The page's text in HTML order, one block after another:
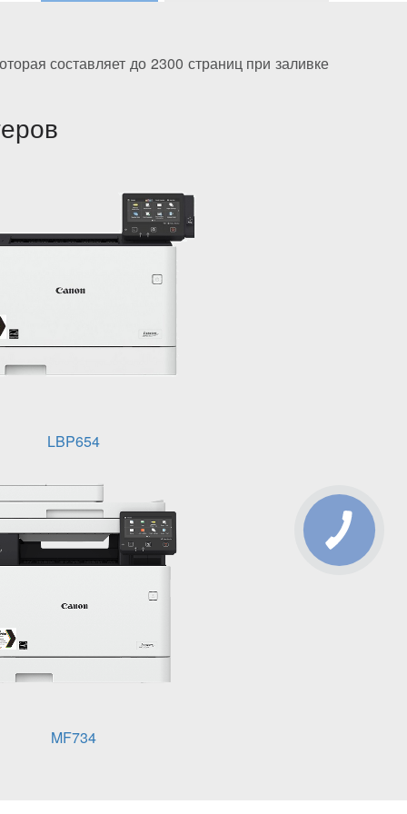
составляет до 2300 страниц при заливке
LBP654
MF734